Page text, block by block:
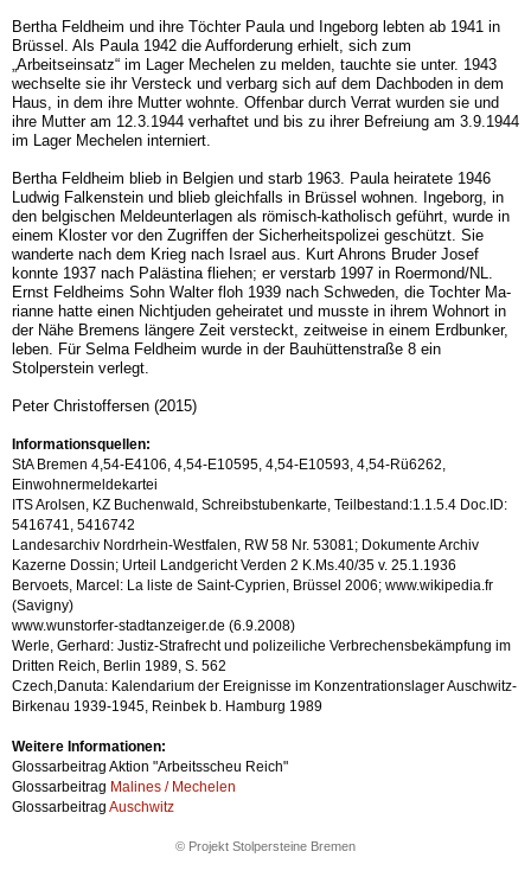
Bertha Feldheim und ihre Töchter Paula und Ingeborg lebten ab 1941 in
Brüssel. Als Paula 1942 die Aufforderung erhielt, sich zum
„Arbeitseinsatz“ im Lager Mechelen zu melden, tauchte sie unter. 1943
wechselte sie ihr Versteck und verbarg sich auf dem Dachboden in dem
Haus, in dem ihre Mutter wohnte. Offenbar durch Verrat wurden sie und
ihre Mutter am 12.3.1944 verhaftet und bis zu ihrer Befreiung am 3.9.1944
im Lager Mechelen interniert.
Bertha Feldheim blieb in Belgien und starb 1963. Paula heiratete 1946
Ludwig Falkenstein und blieb gleichfalls in Brüssel wohnen. Ingeborg, in
den bel­gischen Meldeunterlagen als römisch-katholisch geführt, wurde in
einem Kloster vor den Zugriffen der Sicherheitspolizei geschützt. Sie
wanderte nach dem Krieg nach Israel aus. Kurt Ahrons Bruder Josef
konnte 1937 nach Palästina fliehen; er verstarb 1997 in Roermond/NL.
Ernst Feldheims Sohn Walter floh 1939 nach Schweden, die Tochter Ma­
rianne hatte einen Nichtjuden geheiratet und musste in ihrem Wohnort in
der Nähe Bre­mens längere Zeit versteckt, zeitweise in einem Erdbunker,
leben. Für Selma Feldheim wurde in der Bauhüttenstraße 8 ein
Stolperstein verlegt.
Peter Christoffersen (2015)
Informationsquellen:
StA Bremen 4,54-E4106, 4,54-E10595, 4,54-E10593, 4,54-Rü6262,
Einwohnermeldekartei
ITS Arolsen, KZ Buchenwald, Schreibstubenkarte, Teilbestand:1.1.5.4 Doc.ID:
5416741, 5416742
Landesarchiv Nordrhein-Westfalen, RW 58 Nr. 53081; Dokumente Archiv
Kazerne Dossin; Urteil Landgericht Verden 2 K.Ms.40/35 v. 25.1.1936
Bervoets, Marcel: La liste de Saint-Cyprien, Brüssel 2006; www.wikipedia.fr
(Savigny)
www.wunstorfer-stadtanzeiger.de (6.9.2008)
Werle, Gerhard: Justiz-Strafrecht und polizeiliche Verbrechensbekämp­fung im
Dritten Reich, Berlin 1989, S. 562
Czech,Danuta: Kalendarium der Ereignisse im Konzentrationslager Auschwitz-
Birkenau 1939-1945, Reinbek b. Hamburg 1989
Weitere Informationen:
Glossarbeitrag Aktion "Arbeitsscheu Reich"
Glossarbeitrag Malines / Mechelen
Glossarbeitrag Auschwitz
© Projekt Stolpersteine Bremen